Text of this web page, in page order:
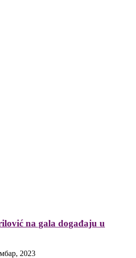
na gala događaju u
2023